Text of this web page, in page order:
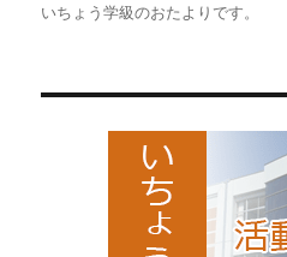
いちょう学級のおたよりです。